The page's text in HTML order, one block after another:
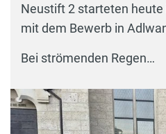
Neustift 2 starteten
mit dem Bewerb in
Bei strömenden Regen…